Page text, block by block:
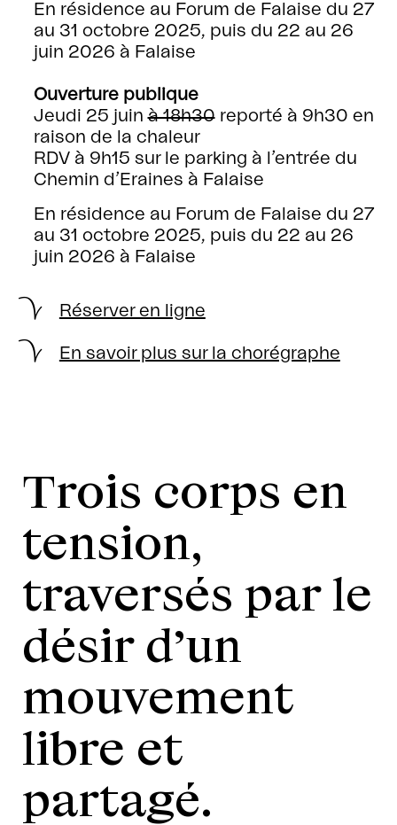
En résidence au Forum de Falaise du 27
au 31 octobre 2025, puis du 22 au 26
juin 2026 à Falaise
Ouverture publique
Jeudi 25 juinà 18h30reporté à 9h30 en
raison de la chaleur
RDV à 9h15 sur le parking à l’entrée du
Chemin d’Eraines à Falaise
En résidence au Forum de Falaise du 27
au 31 octobre 2025, puis du 22 au 26
juin 2026 à Falaise
Réserver en ligne
En savoir plus sur la chorégraphe
Trois corps en
tension,
traversés par le
désir d’un
mouvement
libre et
partagé.